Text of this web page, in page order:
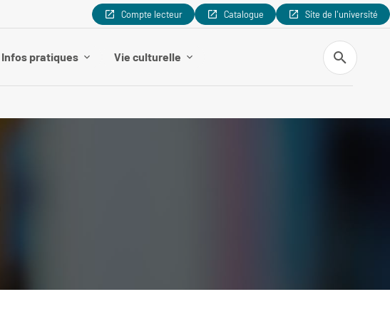
Compte lecteur Catalogue Site de l'université
Infos pratiques Vie culturelle
Recherche